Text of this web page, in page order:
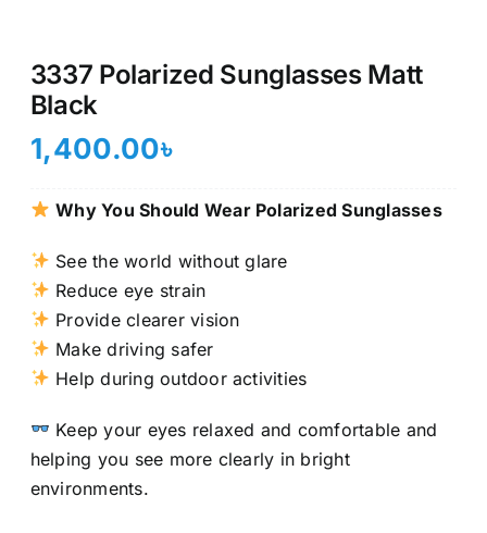
3337 Polarized Sunglasses Matt
Black
1,400.00৳
Why You Should Wear Polarized Sunglasses
See the world without glare
Reduce eye strain
Provide clearer vision
Make driving safer
Help during outdoor activities
Keep your eyes relaxed and comfortable and
helping you see more clearly in bright
environments.